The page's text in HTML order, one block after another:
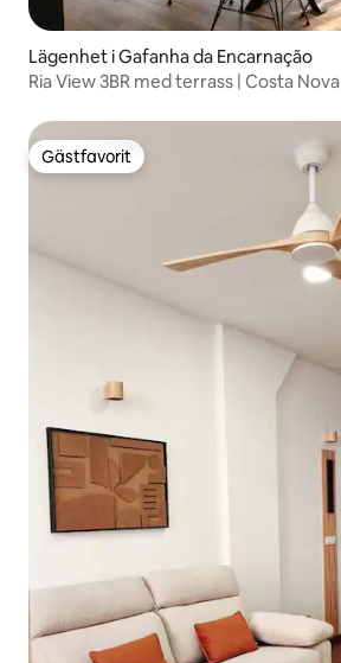
Lägenhet i Gafanha da Encarnação
Ria View 3BR med terrass | Costa Nova
Gästfavorit
Gästfavorit